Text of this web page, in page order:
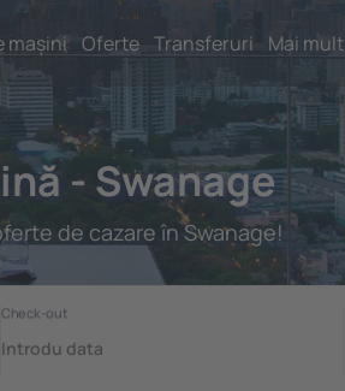
mașini Oferte Transferuri Mai mult
- Swanage
de cazare în Swanage!